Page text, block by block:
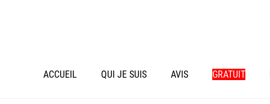
ACCUEIL QUI JE SUIS AVIS GRATUIT